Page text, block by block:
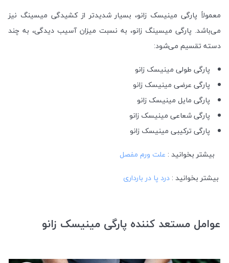
معمولاً پارگی مینیسک زانو، بسیار شدیدتر از کشیدگی میسینگ نیز
می‌باشد. پارگی میسینگ زانو، به نسبت میزان آسیب دیدگی، به چند
دسته تقسیم می‌شود:
پارگی طولی مینیسک زانو
پارگی عرضی مینیسک زانو
پارگی مایل مینیسک زانو
پارگی شعاعی مینیسک زانو
پارگی ترکیبی مینیسک زانو
بیشتر بخوانید : علت ورم مفصل
بیشتر بخوانید : درد پا در بارداری
عوامل مستعد کننده پارگی مینیسک زانو